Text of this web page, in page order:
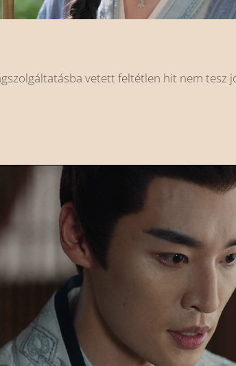
vetett feltétlen hit nem tesz